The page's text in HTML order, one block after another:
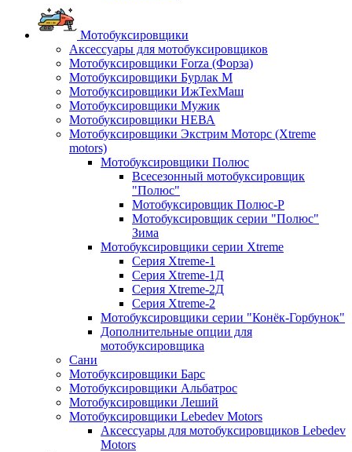
Мотобуксировщики
Аксессуары для мотобуксировщиков
Мотобуксировщики Forza (Форза)
Мотобуксировщики Бурлак М
Мотобуксировщики ИжТехМаш
Мотобуксировщики Мужик
Мотобуксировщики НЕВА
Мотобуксировщики Экстрим Моторс (Xtreme
motors)
Мотобуксировщики Полюс
Всесезонный мотобуксировщик
"Полюс"
Мотобуксировщик Полюс-Р
Мотобуксировщик серии "Полюс"
Зима
Мотобуксировщики серии Xtreme
Серия Xtreme-1
Серия Xtreme-1Д
Серия Xtreme-2Д
Серия Xtreme-2
Мотобуксировщики серии "Конёк-Горбунок"
Дополнительные опции для
мотобуксировщика
Сани
Мотобуксировщики Барс
Мотобуксировщики Альбатрос
Мотобуксировщики Леший
Мотобуксировщики Lebedev Motors
Аксессуары для мотобуксировщиков Lebedev
Motors